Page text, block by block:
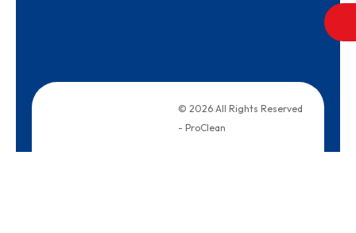
© 2026 All Rights Reserved
- ProClean